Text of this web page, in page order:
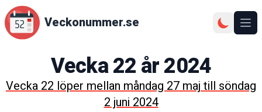
Veckonummer.se
Vecka22år2024
Vecka22löper mellanmåndag 27 maj tillsöndag
2 juni 2024